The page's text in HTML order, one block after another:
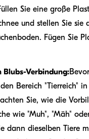
Sie eine große
und stellen Sie sie
Fügen Sie
Blubs-Verbindung:
Bereich "Tierreich"
Sie, wie die
wie "Muh", "Mäh"
dann dieselben Tiere